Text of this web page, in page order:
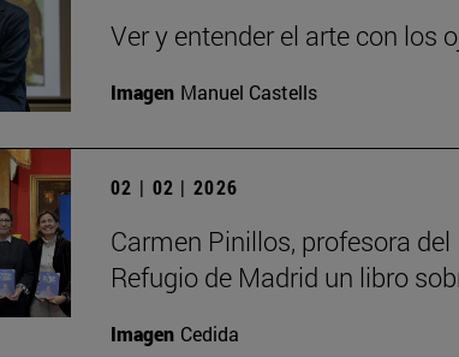
Ver y entender el arte con los
Imagen Manuel Castells
02 | 02 | 2026
Carmen Pinillos, profesora
Refugio de Madrid un libro
Imagen Cedida